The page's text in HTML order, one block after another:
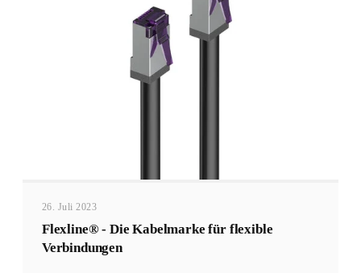
26. Juli 2023
Flexline® - Die Kabelmarke für flexible
Verbindungen